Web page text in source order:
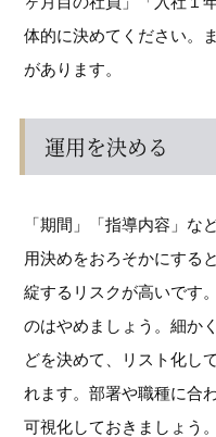
体的に決めてください。
があります。
運用を決める
「期間」「指導内容」な
用決めをおろそかにする
綻するリスクが高いです
のはやめましょう。細か
どを決めて、リスト化し
れます。部署や職種に合
可視化しておきましょう。